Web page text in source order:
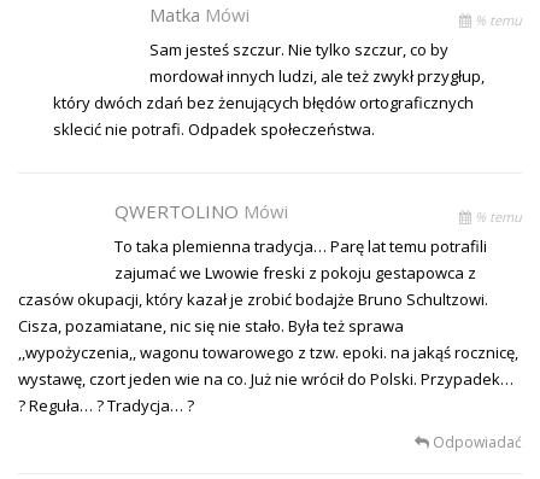
Matka Mówi % temu
Sam jesteś szczur. Nie tylko szczur, co by
mordował innych ludzi, ale też zwykł przygłup,
który dwóch zdań bez żenujących błędów ortograficznych
sklecić nie potrafi. Odpadek społeczeństwa.
QWERTOLINO Mówi % temu
To taka plemienna tradycja… Parę lat temu potrafili
zajumać we Lwowie freski z pokoju gestapowca z
czasów okupacji, który kazał je zrobić bodajże Bruno Schultzowi.
Cisza, pozamiatane, nic się nie stało. Była też sprawa
,,wypożyczenia,, wagonu towarowego z tzw. epoki. na jakąś rocznicę,
wystawę, czort jeden wie na co. Już nie wrócił do Polski. Przypadek…
? Reguła… ? Tradycja… ?
Odpowiadać